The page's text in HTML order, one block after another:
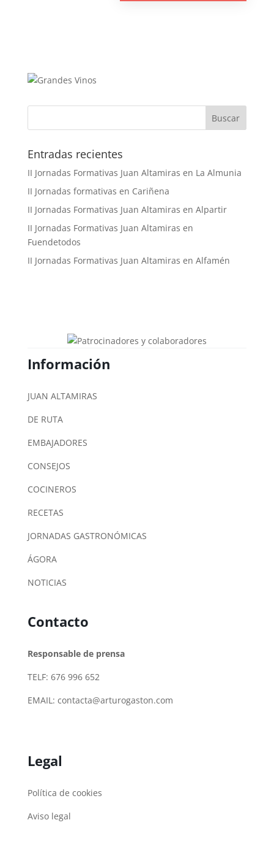
Buscar
Entradas recientes
II Jornadas Formativas Juan Altamiras en La Almunia
II Jornadas formativas en Cariñena
II Jornadas Formativas Juan Altamiras en Alpartir
II Jornadas Formativas Juan Altamiras en
Fuendetodos
II Jornadas Formativas Juan Altamiras en Alfamén
Información
JUAN ALTAMIRAS
DE RUTA
EMBAJADORES
CONSEJOS
COCINEROS
RECETAS
JORNADAS GASTRONÓMICAS
ÁGORA
NOTICIAS
Contacto
Responsable de prensa
TELF: 676 996 652
EMAIL: contacta@arturogaston.com
Legal
Política de cookies
Aviso legal